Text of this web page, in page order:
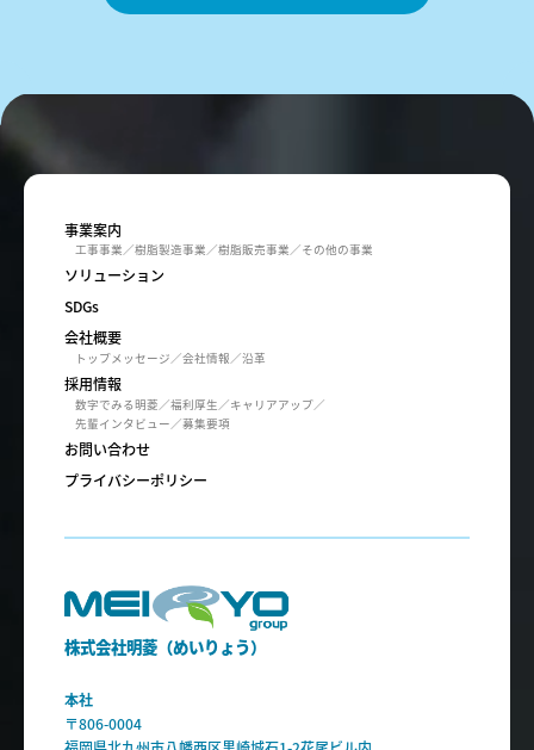
事業案内
工事事業 樹脂製造事業 樹脂販売事業 その他の事業
ソリューション
SDGs
会社概要
トップメッセージ 会社情報 沿革
採用情報
数字でみる明菱 福利厚生
キャリアアップ
先輩インタビュー
募集要項
お問い合わせ
プライバシーポリシー
株式会社明菱（めいりょう）
本社
〒806-0004